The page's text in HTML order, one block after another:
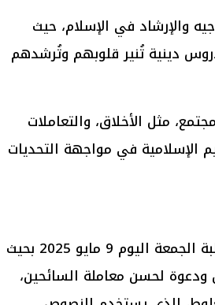
والإرشاد في الإسلام، حيث
دينية تُنير قلوبهم وتُرشدهم
مثل الأخلاق، والتعاملات
الإسلامية في مواجهة التحديات
وبناءً على ذلك حددت وزارة الأوقاف موضوع خطبة الجمعة اليوم 9 مايو 2025 بحيث
لحسن معاملة السائحين،